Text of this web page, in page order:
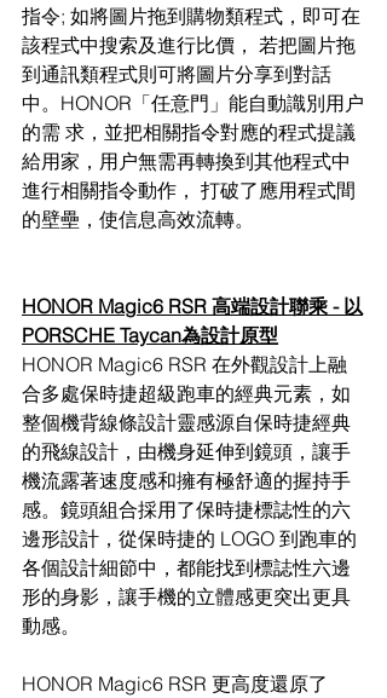
指令; 如將圖片拖到購物類程式，即可在
該程式中搜索及進行比價， 若把圖片拖
到通訊類程式則可將圖片分享到對話
中。HONOR「任意門」能自動識別用户
的需 求，並把相關指令對應的程式提議
給用家，用户無需再轉換到其他程式中
進行相關指令動作， 打破了應用程式間
的壁壘，使信息高效流轉。
HONOR Magic6 RSR 高端設計聯乘 - 以
PORSCHE Taycan為設計原型
HONOR Magic6 RSR 在外觀設計上融
合多處保時捷超級跑車的經典元素，如
整個機背線條設計靈感源自保時捷經典
的飛線設計，由機身延伸到鏡頭，讓手
機流露著速度感和擁有極舒適的握持手
感。鏡頭組合採用了保時捷標誌性的六
邊形設計，從保時捷的 LOGO 到跑車的
各個設計細節中，都能找到標誌性六邊
形的身影，讓手機的立體感更突出更具
動感。
HONOR Magic6 RSR 更高度還原了